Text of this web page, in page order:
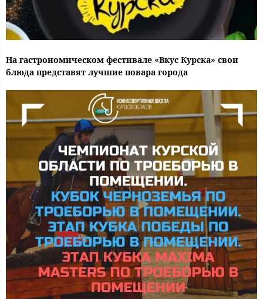
На гастрономическом фестивале «Вкус Курска» свои
блюда представят лучшие повара города